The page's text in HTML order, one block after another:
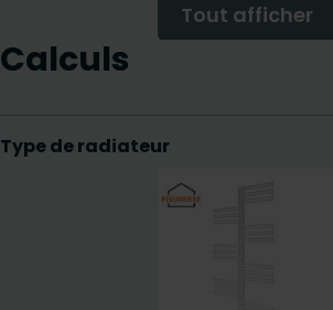
Tout afficher
Calculs